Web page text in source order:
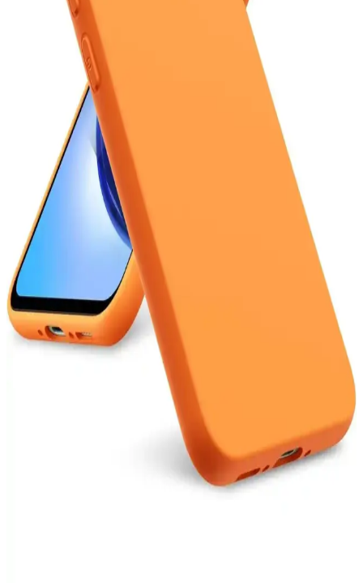
önemi ve seçim ipuçları içerir.
Poco Telefonların Özellikleri ve Kullanıcı
Deneyimleri Analizi
Poco telefonlar, güçlü işlemci, yüksek RAM, geniş depolama,
kaliteli ekran ve gelişmiş kamera özellikleriyle kullanıcıların ilgisini
çekiyor. Batarya ve yazılım desteğiyle de öne çıkıyor.
Galaxy A12 ve A36 Modellerinin Boyutları ve
Kullanım İçin En Uygun Seçenekler
Galaxy A12 ve A36 modellerinin boyutları hakkında detaylar,
kullanım alışkanlıklarına uygun telefon seçimi için önemli kriterler
ve öneriler içerir.
8000 mAh Kapasiteli Telefon Bataryası: Uzun Süreli
Kullanım ve Teknolojik Özellikler
8000 mAh batarya, uzun kullanım ve yüksek performans sağlar.
Teknolojik gelişmelerle optimize edilen bu bataryalar, taşınabilirlik
ve hızlı şarj özellikleriyle öne çıkar.
Samsung'un Uygun Fiyatlı ve Performanslı Orta
Segment Akıllı Telefon Modelleri
Samsung'un uygun fiyatlı ve performanslı orta segment telefonları,
geniş ekran, güçlü işlemci ve uzun batarya ömrü ile günlük kullanım
ve hafif oyunlar için ideal seçenekler sunuyor.
Samsung A54 için Silikon Kadife Kılıf: Koruma ve